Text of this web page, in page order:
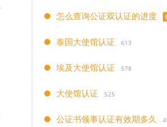
怎么查询公证双认证的进度
泰国大使馆认证 613
埃及大使馆认证 578
大使馆认证 525
公证书领事认证有效期多久